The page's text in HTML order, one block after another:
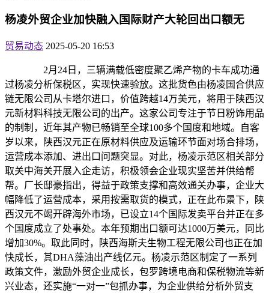
杨凌外贸企业加快融入国际财产大轮回出口额无
贸易动态 2025-05-20 16:53
2月24日，三辆满载低密度聚乙烯产物的卡车成功通
过杨凌分析保税区，实现快速验放。这批货色由杨凌国合供应
链无限公司从卡塔尔进口，价值跨越14万美元，将用于陕西汉
元新材料科技无限公司的出产。这家公司专注于节日粉饰用品
的制制，近年其产物已畅销至全球100多个国度和地域。自客
岁以来，陕西汉元正在原材料供应及运输环节面对场合排场，
运营成本添加、进出口问题突显。对此，杨凌示范区相关部分
取关中海关开展入企走访，积极领会企业现实坚苦并供给帮
帮。厂长邸豪指出，得益于政策支撑和高效通关办事，企业大
幅降低了运营成本，采用按需取货的模式，正在此布景下，陕
西汉元不竭开辟海外市场，已设立14个国际发卖平台并正在多
个国度成立了处事处。本年预期出口额可达1000万美元，同比
增加30%。取此同时，陕西海斯夫生物工程无限公司也正在加
快成长，其DHA藻油出产线亿元。杨凌示范区制定了一系列
政策文件，激励外贸企业成长，包罗跨境电商和保税物流等新
兴业态，还实施“一对一”包抓办事，为企业供给分析外贸支